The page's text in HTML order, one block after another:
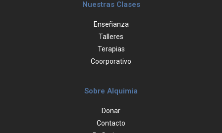
Nuestras Clases
Enseñanza
Talleres
Terapias
Coorporativo
Sobre Alquimia
Donar
Contacto